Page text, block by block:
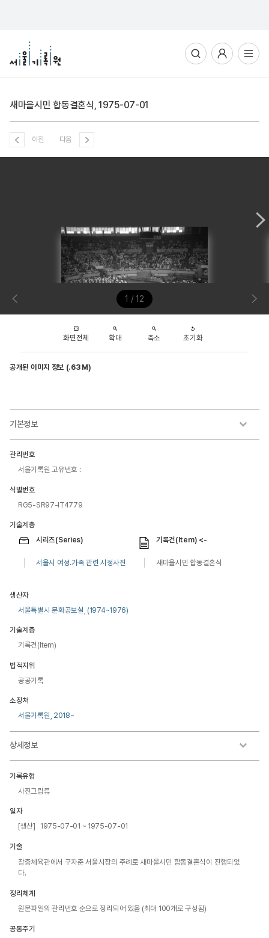
전체메뉴열기
새마을시민 합동결혼식, 1975-07-01
이전 다음
1 / 12
화면전체 확대 축소 초기화
공개된 이미지 정보 (.63 M)
기본정보
관리번호
서울기록원 고유번호 :
식별번호
RG5-SR97-IT4779
기술계층
시리즈(Series)
서울시 여성.가족 관련 시정사진
기록건(Item) <-
새마을시민 합동결혼식
생산자
서울특별시 문화공보실, (1974~1976)
기술계층
기록건(Item)
법적지위
공공기록
소장처
서울기록원, 2018~
상세정보
기록유형
사진그림류
일자
[생산] 1975-07-01 ~ 1975-07-01
기술
장충체육관에서 구자춘 서울시장의 주례로 새마을시민 합동결혼식이 진행되었
다.
정리체계
원문파일의 관리번호 순으로 정리되어 있음 (최대 100개로 구성됨)
공통주기